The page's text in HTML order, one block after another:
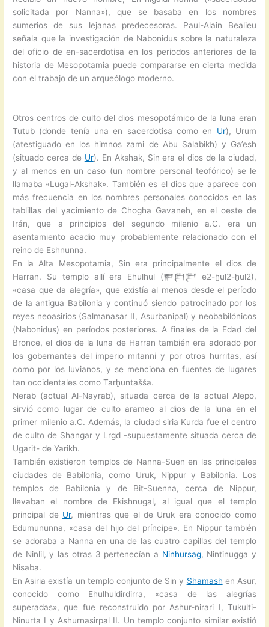
solicitada por Nanna»), que se basaba en los nombres
sumerios de sus lejanas predecesoras. Paul-Alain Bealieu
señala que la investigación de Nabonidus sobre la naturaleza
del oficio de en-sacerdotisa en los periodos anteriores de la
historia de Mesopotamia puede compararse en cierta medida
con el trabajo de un arqueólogo moderno.
Otros centros de culto del dios mesopotámico de la luna eran
Tutub (donde tenía una en sacerdotisa como en Ur), Urum
(atestiguado en los himnos zami de Abu Salabikh) y Ga’esh
(situado cerca de Ur). En Akshak, Sin era el dios de la ciudad,
y al menos en un caso (un nombre personal teofórico) se le
llamaba «Lugal-Akshak». También es el dios que aparece con
más frecuencia en los nombres personales conocidos en las
tablillas del yacimiento de Chogha Gavaneh, en el oeste de
Irán, que a principios del segundo milenio a.C. era un
asentamiento acadio muy probablemente relacionado con el
reino de Eshnunna.
En la Alta Mesopotamia, Sin era principalmente el dios de
Harran. Su templo allí era Ehulhul (𒂍𒄾𒄾 e2-ḫul2-ḫul2),
«casa que da alegría», que existía al menos desde el período
de la antigua Babilonia y continuó siendo patrocinado por los
reyes neoasirios (Salmanasar II, Asurbanipal) y neobabilónicos
(Nabonidus) en períodos posteriores. A finales de la Edad del
Bronce, el dios de la luna de Harran también era adorado por
los gobernantes del imperio mitanni y por otros hurritas, así
como por los luvianos, y se menciona en fuentes de lugares
tan occidentales como Tarḫuntašša.
Nerab (actual Al-Nayrab), situada cerca de la actual Alepo,
sirvió como lugar de culto arameo al dios de la luna en el
primer milenio a.C. Además, la ciudad siria Kurda fue el centro
de culto de Shangar y Lrgd -supuestamente situada cerca de
Ugarit- de Yarikh.
También existieron templos de Nanna-Suen en las principales
ciudades de Babilonia, como Uruk, Nippur y Babilonia. Los
templos de Babilonia y de Bit-Suenna, cerca de Nippur,
llevaban el nombre de Ekishnugal, al igual que el templo
principal de Ur, mientras que el de Uruk era conocido como
Edumununna, «casa del hijo del príncipe». En Nippur también
se adoraba a Nanna en una de las cuatro capillas del templo
de Ninlil, y las otras 3 pertenecían a Ninhursag, Nintinugga y
Nisaba.
En Asiria existía un templo conjunto de Sin y Shamash en Asur,
conocido como Ehulhuldirdirra, «casa de las alegrías
superadas», que fue reconstruido por Ashur-nirari I, Tukulti-
Ninurta I y Ashurnasirpal II. Un templo conjunto similar existió